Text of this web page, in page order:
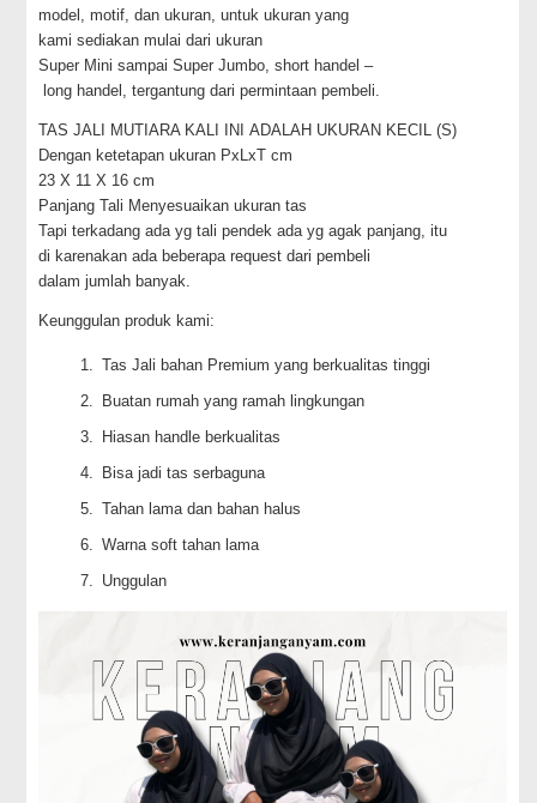
model, motif, dan ukuran, untuk ukuran yang
kami sediakan mulai dari ukuran
Super Mini sampai Super Jumbo, short handel –
long handel, tergantung dari permintaan pembeli.
TAS JALI MUTIARA KALI INI ADALAH UKURAN KECIL (S)
Dengan ketetapan ukuran PxLxT cm
23 X 11 X 16 cm
Panjang Tali Menyesuaikan ukuran tas
Tapi terkadang ada yg tali pendek ada yg agak panjang, itu
di karenakan ada beberapa request dari pembeli
dalam jumlah banyak.
Keunggulan produk kami:
Tas Jali bahan Premium yang berkualitas tinggi
Buatan rumah yang ramah lingkungan
Hiasan handle berkualitas
Bisa jadi tas serbaguna
Tahan lama dan bahan halus
Warna soft tahan lama
Unggulan